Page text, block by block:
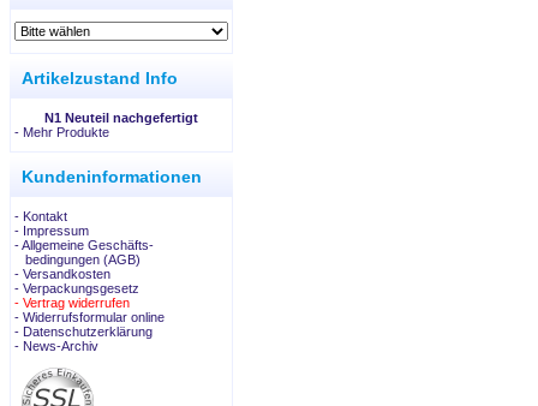
Artikelzustand Info
N1 Neuteil nachgefertigt
- Mehr Produkte
Kundeninformationen
- Kontakt
- Impressum
- Allgemeine Geschäfts-
bedingungen (AGB)
- Versandkosten
- Verpackungsgesetz
- Vertrag widerrufen
- Widerrufsformular online
- Datenschutzerklärung
- News-Archiv